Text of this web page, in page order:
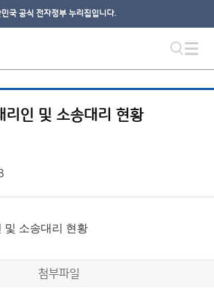
국 공식 전자정부 누리집입니다.
인 및 소송대리 현황
및 소송대리 현황
첨부파일